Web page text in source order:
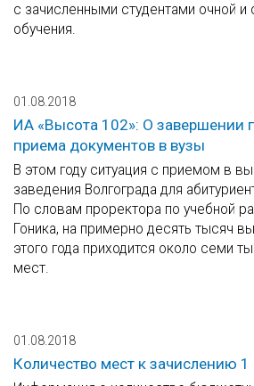
с зачисленными студентами очной
обучения.
01.08.2018
ИА «Высота 102»: О завершении
приема документов в вузы
В этом году ситуация с приемом в
заведения Волгограда для
По словам проректора по учебной
Гоника, на примерно десять тысяч
этого года приходится около семи
мест.
01.08.2018
Количество мест к зачислению 1